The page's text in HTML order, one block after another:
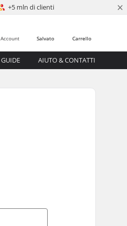
+5 mln di clienti ×
Carrello
Salvato
Account
GUIDE AIUTO & CONTATTI